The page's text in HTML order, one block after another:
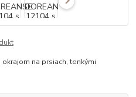
na prsiach, tenkými